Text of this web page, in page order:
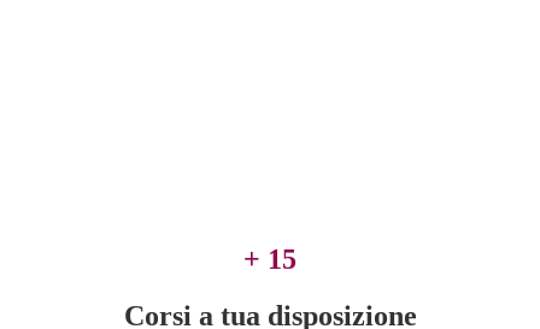
+ 15
Corsi a tua disposizione